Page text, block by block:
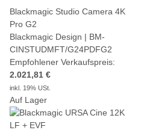
Blackmagic Studio Camera 4K
Pro G2
Blackmagic Design | BM-
CINSTUDMFT/G24PDFG2
Empfohlener Verkaufspreis:
2.021,81 €
inkl. 19% USt.
Auf Lager